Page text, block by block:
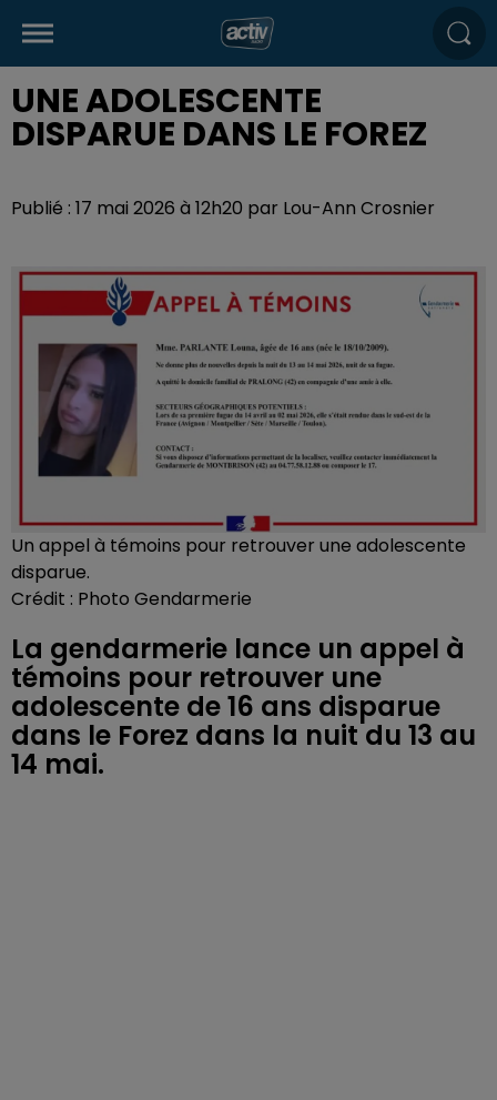
UNE ADOLESCENTE
DISPARUE DANS LE FOREZ
Publié : 17 mai 2026 à 12h20 par Lou-Ann Crosnier
Un appel à témoins pour retrouver une adolescente
disparue.
Crédit : Photo Gendarmerie
La gendarmerie lance un appel à
témoins pour retrouver une
adolescente de 16 ans disparue
dans le Forez dans la nuit du 13 au
14 mai.